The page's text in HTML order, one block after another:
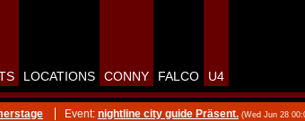
LOCATIONS CONNY FALCO U4
Event: nightline city guide Präsent. (Wed Jun 28